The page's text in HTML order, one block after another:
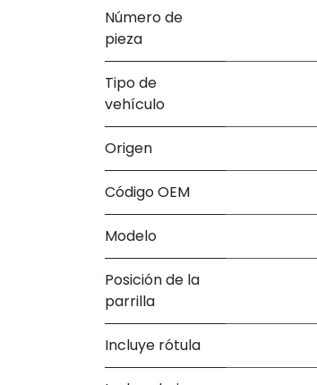
Número de
pieza
Tipo de
vehículo
Origen
Código OEM
Modelo
Posición de la
parrilla
Incluye rótula